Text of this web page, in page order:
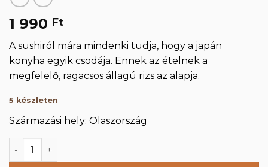
1 990 Ft
A sushiról mára mindenki tudja, hogy a japán
konyha egyik csodája. Ennek az ételnek a
megfelelő, ragacsos állagú rizs az alapja.
5 készleten
Származási hely: Olaszország
Sushi rizs 1000g mennyiség